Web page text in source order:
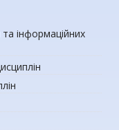
інформаційних